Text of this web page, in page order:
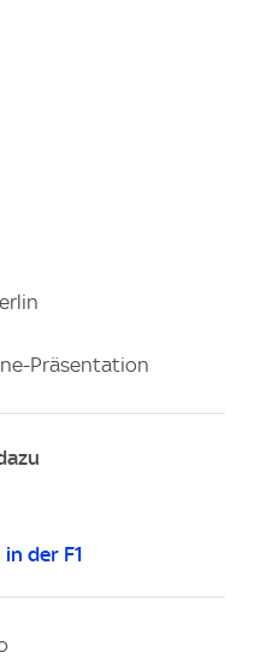
Präsentation
der F1